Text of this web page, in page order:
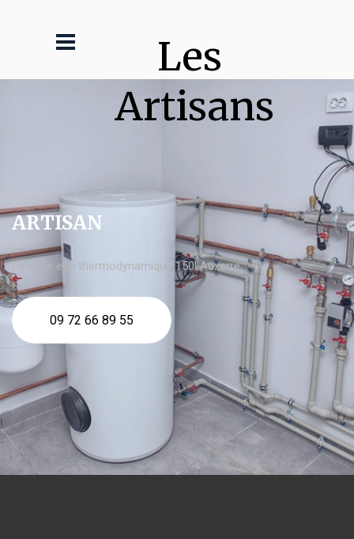
Les
Artisans
ARTISAN
chauffe eau thermodynamique 150l Auxerre
09 72 66 89 55